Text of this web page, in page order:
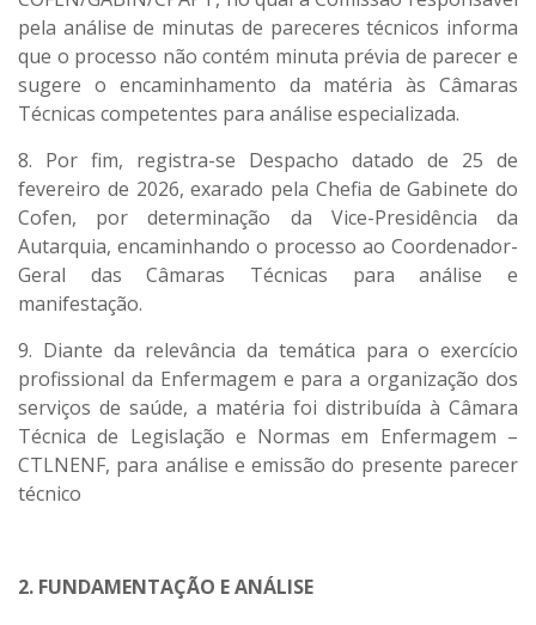
pela análise de minutas de pareceres técnicos informa
que o processo não contém minuta prévia de parecer e
sugere o encaminhamento da matéria às Câmaras
Técnicas competentes para análise especializada.
8. Por fim, registra-se Despacho datado de 25 de
fevereiro de 2026, exarado pela Chefia de Gabinete do
Cofen, por determinação da Vice-Presidência da
Autarquia, encaminhando o processo ao Coordenador-
Geral das Câmaras Técnicas para análise e
manifestação.
9. Diante da relevância da temática para o exercício
profissional da Enfermagem e para a organização dos
serviços de saúde, a matéria foi distribuída à Câmara
Técnica de Legislação e Normas em Enfermagem –
CTLNENF, para análise e emissão do presente parecer
técnico
2. FUNDAMENTAÇÃO E ANÁLISE